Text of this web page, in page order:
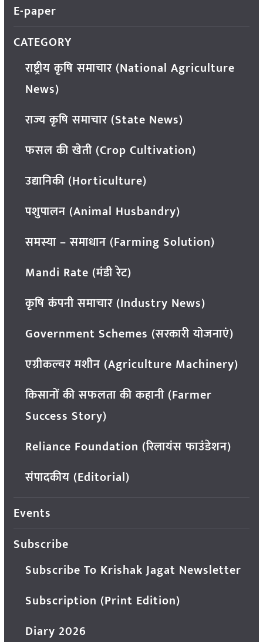
E-paper
CATEGORY
राष्ट्रीय कृषि समाचार (National Agriculture
News)
राज्य कृषि समाचार (State News)
फसल की खेती (Crop Cultivation)
उद्यानिकी (Horticulture)
पशुपालन (Animal Husbandry)
समस्या – समाधान (Farming Solution)
Mandi Rate (मंडी रेट)
कृषि कंपनी समाचार (Industry News)
Government Schemes (सरकारी योजनाएं)
एग्रीकल्चर मशीन (Agriculture Machinery)
किसानों की सफलता की कहानी (Farmer
Success Story)
Reliance Foundation (रिलायंस फाउंडेशन)
संपादकीय (Editorial)
Events
Subscribe
Subscribe To Krishak Jagat Newsletter
Subscription (Print Edition)
Diary 2026